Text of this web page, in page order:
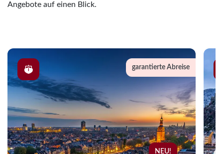
Angebote auf einen Blick.
garantierte Abreise
NEU!